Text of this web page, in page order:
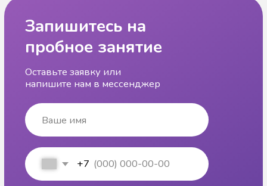
наобработку персональных данных
Детский центр развития
Статьи и видео
Бесплатные уроки